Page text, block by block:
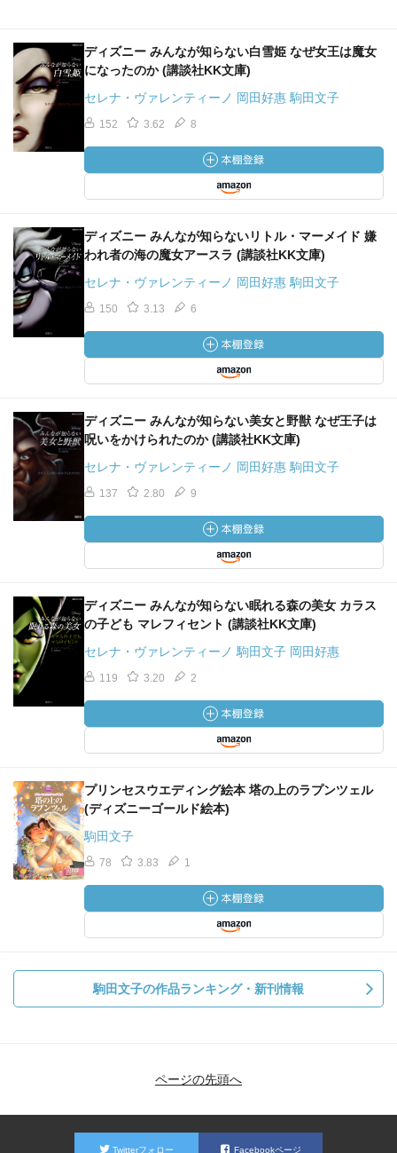
ディズニー みんなが知らない白雪姫 なぜ女王は魔女
になったのか (講談社KK文庫)
セレナ・ヴァレンティーノ 岡田好惠 駒田文子
152 3.62 8
ディズニー みんなが知らないリトル・マーメイド 嫌
われ者の海の魔女アースラ (講談社KK文庫)
セレナ・ヴァレンティーノ 岡田好惠 駒田文子
150 3.13 6
ディズニー みんなが知らない美女と野獣 なぜ王子は
呪いをかけられたのか (講談社KK文庫)
セレナ・ヴァレンティーノ 岡田好惠 駒田文子
137 2.80 9
ディズニー みんなが知らない眠れる森の美女 カラス
の子ども マレフィセント (講談社KK文庫)
セレナ・ヴァレンティーノ 駒田文子 岡田好惠
119 3.20 2
プリンセスウエディング絵本 塔の上のラプンツェル
(ディズニーゴールド絵本)
駒田文子
78 3.83 1
駒田文子の作品ランキング・新刊情報
ページの先頭へ
Twitterフォロー Facebookページ